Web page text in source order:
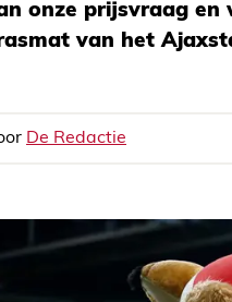
onze prijsvraag en
van het
De Redactie